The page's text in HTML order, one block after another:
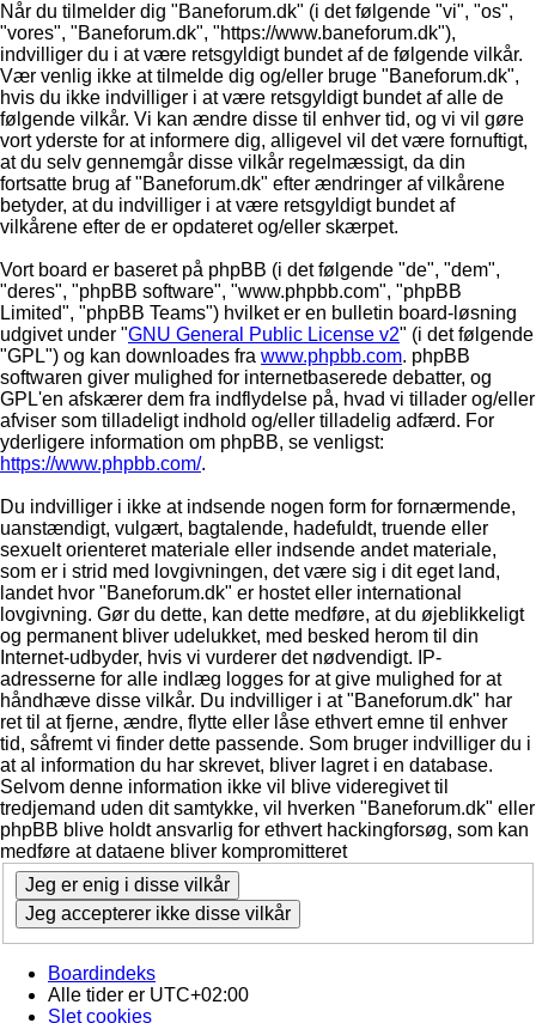
Når du tilmelder dig "Baneforum.dk" (i det følgende "vi", "os",
"vores", "Baneforum.dk", "https://www.baneforum.dk"),
indvilliger du i at være retsgyldigt bundet af de følgende vilkår.
Vær venlig ikke at tilmelde dig og/eller bruge "Baneforum.dk",
hvis du ikke indvilliger i at være retsgyldigt bundet af alle de
følgende vilkår. Vi kan ændre disse til enhver tid, og vi vil gøre
vort yderste for at informere dig, alligevel vil det være fornuftigt,
at du selv gennemgår disse vilkår regelmæssigt, da din
fortsatte brug af "Baneforum.dk" efter ændringer af vilkårene
betyder, at du indvilliger i at være retsgyldigt bundet af
vilkårene efter de er opdateret og/eller skærpet.
Vort board er baseret på phpBB (i det følgende "de", "dem",
"deres", "phpBB software", "www.phpbb.com", "phpBB
Limited", "phpBB Teams") hvilket er en bulletin board-løsning
udgivet under "GNU General Public License v2" (i det følgende
"GPL") og kan downloades fra www.phpbb.com. phpBB
softwaren giver mulighed for internetbaserede debatter, og
GPL'en afskærer dem fra indflydelse på, hvad vi tillader og/eller
afviser som tilladeligt indhold og/eller tilladelig adfærd. For
yderligere information om phpBB, se venligst:
https://www.phpbb.com/.
Du indvilliger i ikke at indsende nogen form for fornærmende,
uanstændigt, vulgært, bagtalende, hadefuldt, truende eller
sexuelt orienteret materiale eller indsende andet materiale,
som er i strid med lovgivningen, det være sig i dit eget land,
landet hvor "Baneforum.dk" er hostet eller international
lovgivning. Gør du dette, kan dette medføre, at du øjeblikkeligt
og permanent bliver udelukket, med besked herom til din
Internet-udbyder, hvis vi vurderer det nødvendigt. IP-
adresserne for alle indlæg logges for at give mulighed for at
håndhæve disse vilkår. Du indvilliger i at "Baneforum.dk" har
ret til at fjerne, ændre, flytte eller låse ethvert emne til enhver
tid, såfremt vi finder dette passende. Som bruger indvilliger du i
at al information du har skrevet, bliver lagret i en database.
Selvom denne information ikke vil blive videregivet til
tredjemand uden dit samtykke, vil hverken "Baneforum.dk" eller
phpBB blive holdt ansvarlig for ethvert hackingforsøg, som kan
medføre at dataene bliver kompromitteret
Boardindeks
Alle tider er UTC+02:00
Slet cookies